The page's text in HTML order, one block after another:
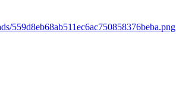
559d8eb68ab511ec6ac750858376beba.png